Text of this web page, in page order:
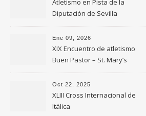
Atletismo en Pista de la
Diputación de Sevilla
Ene 09, 2026
XIX Encuentro de atletismo
Buen Pastor – St. Mary’s
Oct 22, 2025
XLIII Cross Internacional de
Itálica